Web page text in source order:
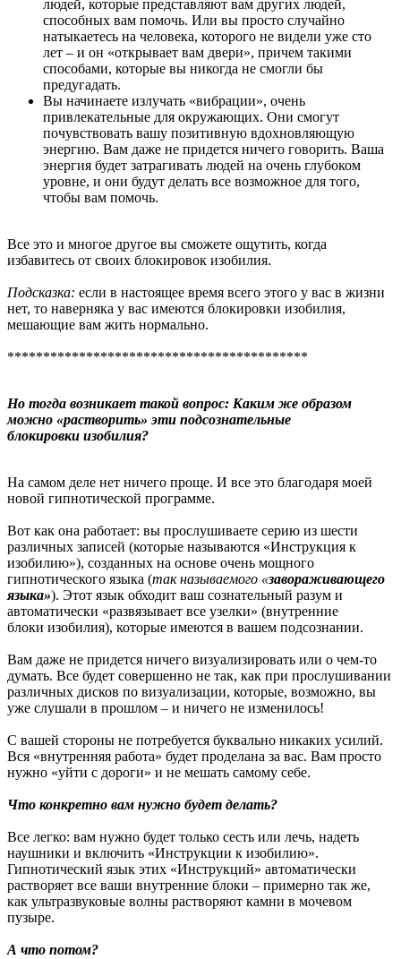
людей, которые представляют вам других людей,
способных вам помочь. Или вы просто случайно
натыкаетесь на человека, которого не видели уже сто
лет – и он «открывает вам двери», причем такими
способами, которые вы никогда не смогли бы
предугадать.
Вы начинаете излучать «вибрации», очень
привлекательные для окружающих. Они смогут
почувствовать вашу позитивную вдохновляющую
энергию. Вам даже не придется ничего говорить. Ваша
энергия будет затрагивать людей на очень глубоком
уровне, и они будут делать все возможное для того,
чтобы вам помочь.
Все это и многое другое вы сможете ощутить, когда
избавитесь от своих блокировок изобилия.
Подсказка: если в настоящее время всего этого у вас в жизни
нет, то наверняка у вас имеются блокировки изобилия,
мешающие вам жить нормально.
******************************************
Но тогда возникает такой вопрос: Каким же образом
можно «растворить» эти подсознательные
блокировки изобилия?
На самом деле нет ничего проще. И все это благодаря моей
новой гипнотической программе.
Вот как она работает: вы прослушиваете серию из шести
различных записей (которые называются «Инструкция к
изобилию»), созданных на основе очень мощного
гипнотического языка (так называемого «завораживающего
языка»). Этот язык обходит ваш сознательный разум и
автоматически «развязывает все узелки» (внутренние
блоки изобилия), которые имеются в вашем подсознании.
Вам даже не придется ничего визуализировать или о чем-то
думать. Все будет совершенно не так, как при прослушивании
различных дисков по визуализации, которые, возможно, вы
уже слушали в прошлом – и ничего не изменилось!
С вашей стороны не потребуется буквально никаких усилий.
Вся «внутренняя работа» будет проделана за вас. Вам просто
нужно «уйти с дороги» и не мешать самому себе.
Что конкретно вам нужно будет делать?
Все легко: вам нужно будет только сесть или лечь, надеть
наушники и включить «Инструкции к изобилию».
Гипнотический язык этих «Инструкций» автоматически
растворяет все ваши внутренние блоки – примерно так же,
как ультразвуковые волны растворяют камни в мочевом
пузыре.
А что потом?